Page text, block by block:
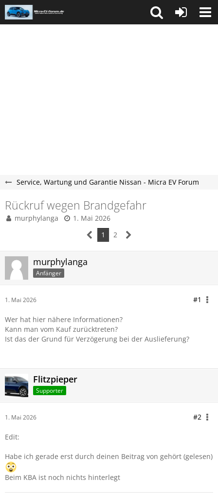
Service, Wartung und Garantie Nissan - Micra EV Forum
Rückruf wegen Brandgefahr
murphylanga
1. Mai 2026
1
2
murphylanga
Anfänger
1. Mai 2026 #1
Wer hat hier nähere Informationen?
Kann man vom Kauf zurücktreten?
Ist das der Grund für Verzögerung bei der Auslieferung?
Flitzpieper
Supporter
1. Mai 2026 #2
Edit:
Habe ich gerade erst durch deinen Beitrag von gehört (gelesen)
Beim KBA ist noch nichts hinterlegt